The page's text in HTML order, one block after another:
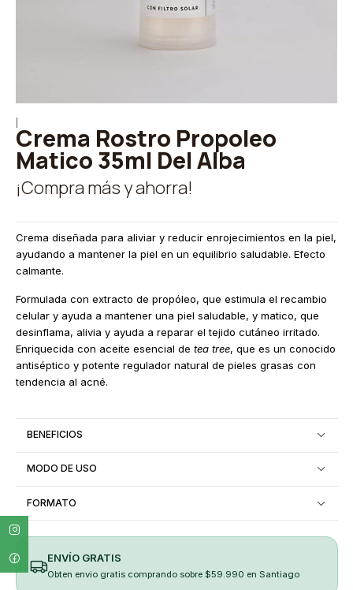
Crema Rostro Propoleo
Matico 35ml Del Alba
¡Compra más y ahorra!
Crema diseñada para aliviar y reducir enrojecimientos en la piel,
ayudando a mantener la piel en un equilibrio saludable. Efecto
calmante.
Formulada con extracto de propóleo, que estimula el recambio
celular y ayuda a mantener una piel saludable, y matico, que
desinflama, alivia y ayuda a reparar el tejido cutáneo irritado.
Enriquecida con aceite esencial de tea tree, que es un conocido
antiséptico y potente regulador natural de pieles grasas con
tendencia al acné.
BENEFICIOS
MODO DE USO
FORMATO
ENVÍO GRATIS
Obten envio gratis comprando sobre $59.990 en Santiago